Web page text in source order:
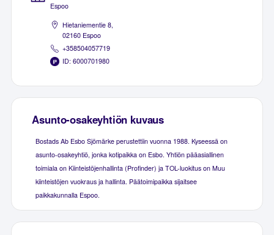
Espoo
Hietaniementie 8,
02160 Espoo
+358504057719
ID: 6000701980
Asunto-osakeyhtiön kuvaus
Bostads Ab Esbo Sjömärke perustettiin vuonna 1988. Kyseessä on
asunto-osakeyhtiö, jonka kotipaikka on Esbo. Yhtiön pääasiallinen
toimiala on Kiinteistöjenhallinta (Profinder) ja TOL-luokitus on Muu
kiinteistöjen vuokraus ja hallinta. Päätoimipaikka sijaitsee
paikkakunnalla Espoo.